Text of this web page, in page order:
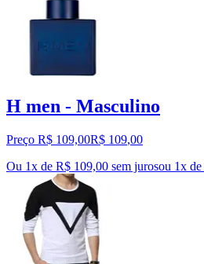
H men - Masculino
Preço R$ 109,00R$ 109,00
Ou 1x de R$ 109,00 sem jurosou 1x de